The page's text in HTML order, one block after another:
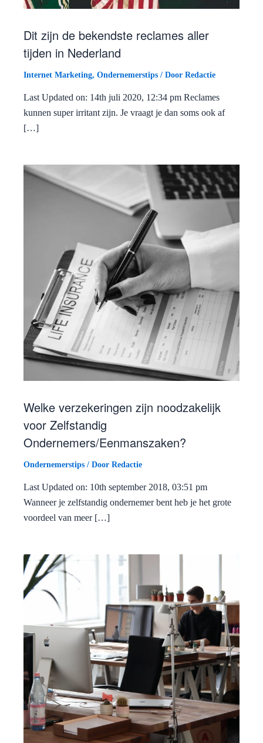
Dit zijn de bekendste reclames aller
tijden in Nederland
Internet Marketing, Ondernemerstips / Door Redactie
Last Updated on: 14th juli 2020, 12:34 pm Reclames
kunnen super irritant zijn. Je vraagt je dan soms ook af
[…]
Welke verzekeringen zijn noodzakelijk
voor Zelfstandig
Ondernemers/Eenmanszaken?
Ondernemerstips / Door Redactie
Last Updated on: 10th september 2018, 03:51 pm
Wanneer je zelfstandig ondernemer bent heb je het grote
voordeel van meer […]